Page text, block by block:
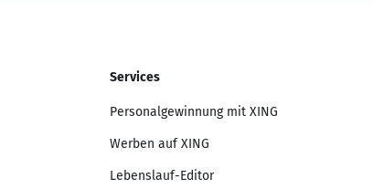
Services
Personalgewinnung mit XING
Werben auf XING
Lebenslauf-Editor